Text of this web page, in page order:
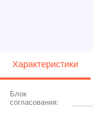
Характеристики
Блок
согласования: